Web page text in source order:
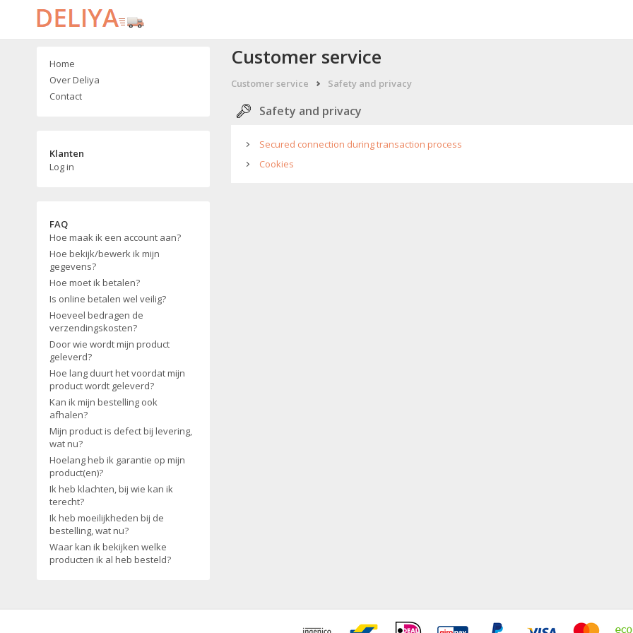
Home
Over Deliya
Contact
Klanten
Log in
FAQ
Hoe maak ik een account aan?
Hoe bekijk/bewerk ik mijn
gegevens?
Hoe moet ik betalen?
Is online betalen wel veilig?
Hoeveel bedragen de
verzendingskosten?
Door wie wordt mijn product
geleverd?
Hoe lang duurt het voordat mijn
product wordt geleverd?
Kan ik mijn bestelling ook
afhalen?
Mijn product is defect bij levering,
wat nu?
Hoelang heb ik garantie op mijn
product(en)?
Ik heb klachten, bij wie kan ik
terecht?
Ik heb moeilijkheden bij de
bestelling, wat nu?
Waar kan ik bekijken welke
producten ik al heb besteld?
Customer service
Customer service Safety and privacy
Safety and privacy
Secured connection during transaction process
Cookies